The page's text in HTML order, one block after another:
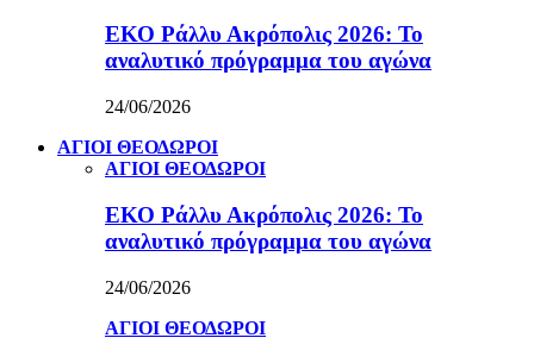
ΕΚΟ Ράλλυ Ακρόπολις 2026: Το
αναλυτικό πρόγραμμα του αγώνα
24/06/2026
ΑΓΙΟΙ ΘΕΟΔΩΡΟΙ
ΑΓΙΟΙ ΘΕΟΔΩΡΟΙ
ΕΚΟ Ράλλυ Ακρόπολις 2026: Το
αναλυτικό πρόγραμμα του αγώνα
24/06/2026
ΑΓΙΟΙ ΘΕΟΔΩΡΟΙ